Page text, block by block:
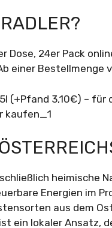
Dose, 24er Pack
einer
(+Pfand 3,10€) –
heimische
Energien im
aus dem
ein lokaler Ansatz,